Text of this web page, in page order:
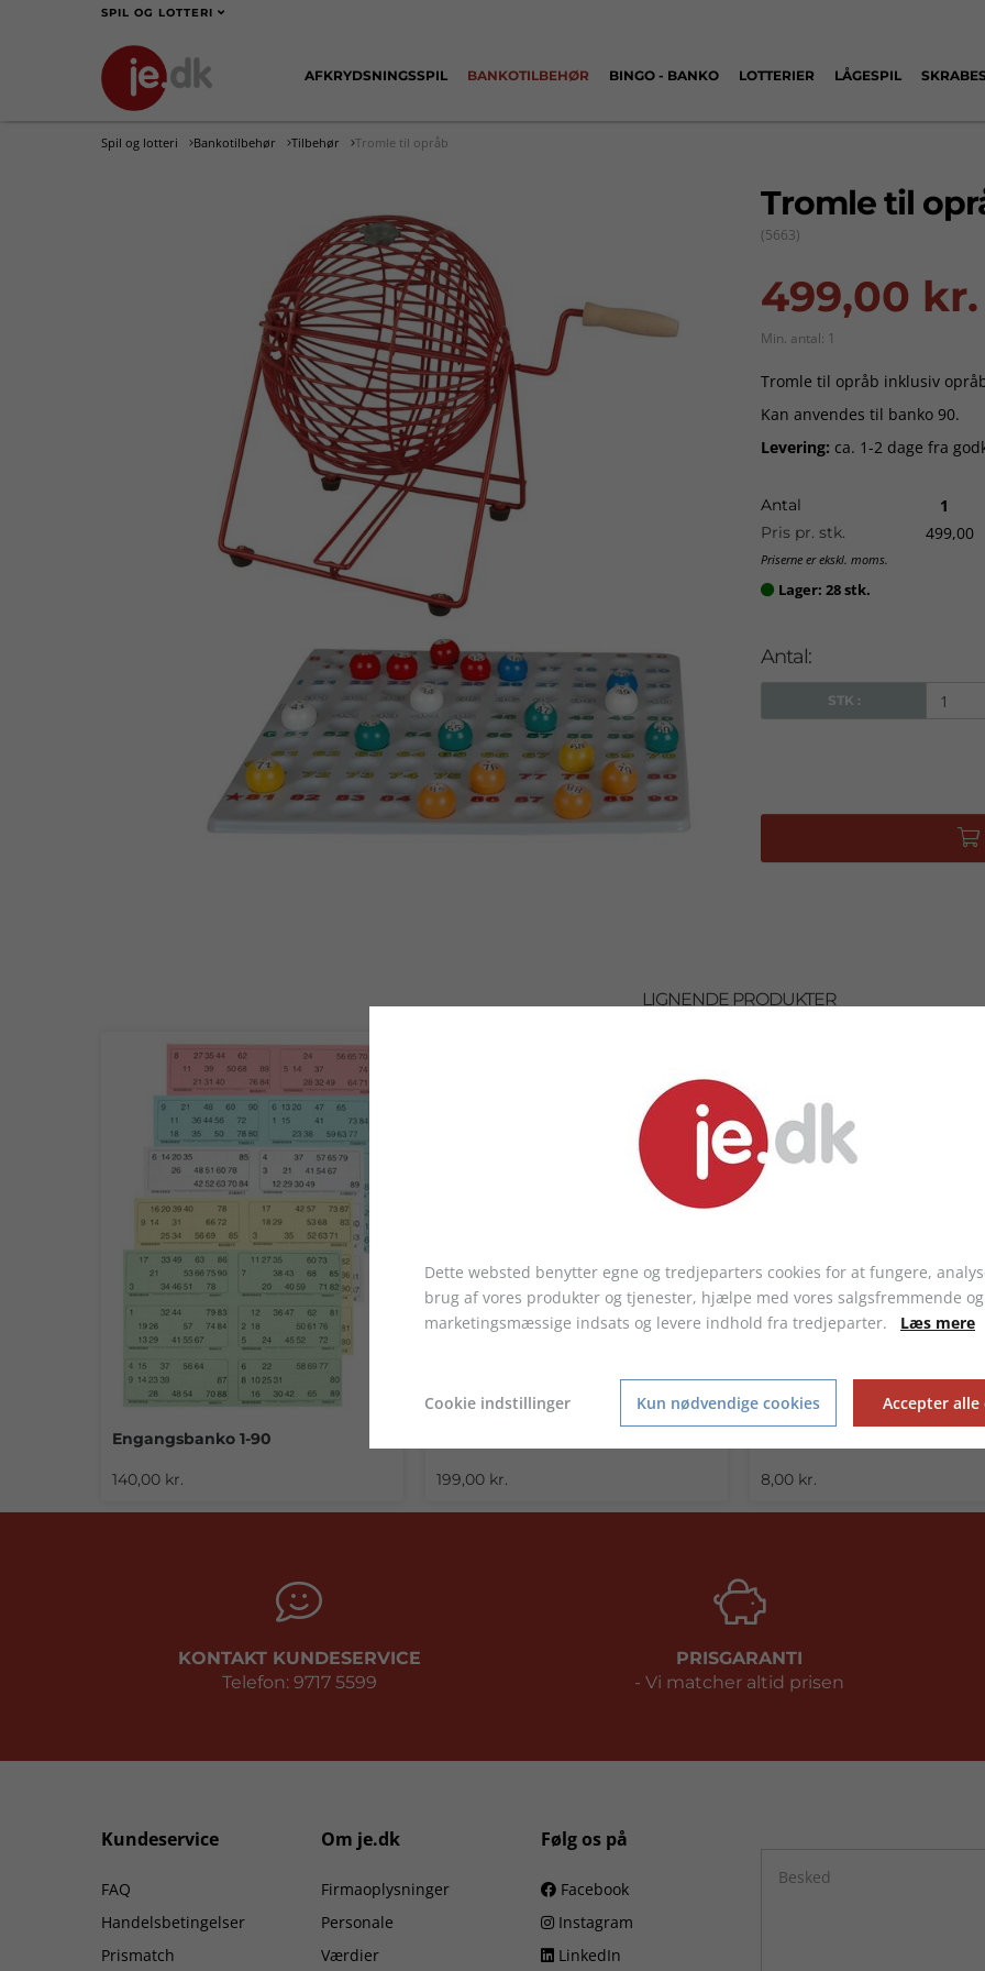
SPIL OG LOTTERI
AFKRYDSNINGSSPIL BANKOTILBEHØR BINGO - BANKO LOTTERIER LÅGESPIL
Spil og lotteri Bankotilbehør Tilbehør Tromle til opråb
Tromle til
(5663)
499,00 kr.
Min. antal: 1
Tromle til opråb inklusiv
Kan anvendes til banko 90.
Levering: ca. 1-2 dage fra
Antal
Pris pr. stk.
1
499,00
Priserne er ekskl. moms.
 Lager: 28 stk.
Antal:
STK :
LIGNENDE PRODUKTER
Engangsbanko 1-90
140,00 kr. 199,00 kr. 8,00 kr.
KONTAKT KUNDESERVICE
Telefon: 9717 5599
PRISGARANTI
- Vi matcher altid prisen
Kundeservice
FAQ
Handelsbetingelser
Prismatch
Om je.dk
Firmaoplysninger
Personale
Værdier
Følg os på
Facebook
Instagram
LinkedIn
Dette websted benytter egne og tredjeparters cookies for at fungere,
brug af vores produkter og tjenester, hjælpe med vores salgsfremmende og
marketingsmæssige indsats og levere indhold fra tredjeparter. Læs mere
Cookie indstillinger Kun nødvendige cookies Accepter alle